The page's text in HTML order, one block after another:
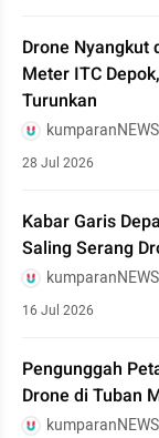
Drone Nyangkut
Meter ITC
Turunkan
kumparanNEWS
28 Jul 2026
Kabar Garis
Saling Serang
kumparanNEWS
16 Jul 2026
Pengunggah
Drone di Tuban
kumparanNEWS